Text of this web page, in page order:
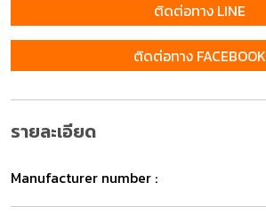
ติดต่อทาง LINE
ติดต่อทาง FACEBOOK
รายละเอียด
Manufacturer number :